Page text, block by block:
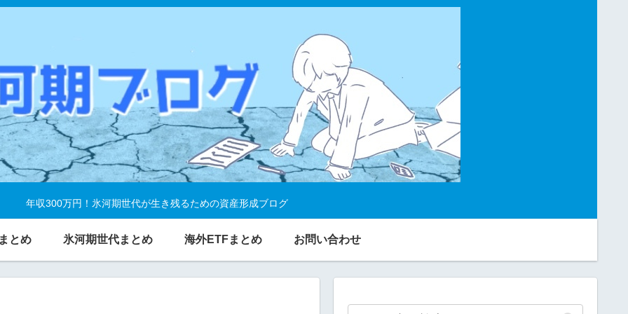
年収300万円！氷河期世代が生き残るための資産形成ブログ
とめ 氷河期世代まとめ 海外ETFまとめ お問い合わせ